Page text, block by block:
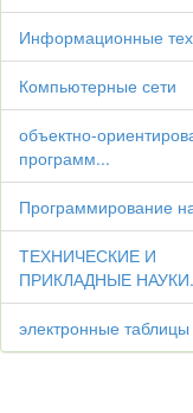
Информационные
Компьютерные сети
объектно-
программ...
Программирование
ТЕХНИЧЕСКИЕ И
ПРИКЛАДНЫЕ
электронные таблицы